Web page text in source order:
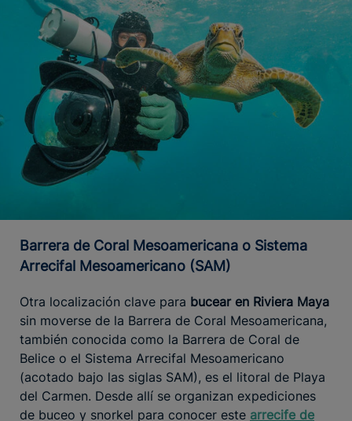
Barrera de Coral Mesoamericana o Sistema
Arrecifal Mesoamericano (SAM)
Otra localización clave para bucear en Riviera Maya
sin moverse de la Barrera de Coral Mesoamericana,
también conocida como la Barrera de Coral de
Belice o el Sistema Arrecifal Mesoamericano
(acotado bajo las siglas SAM), es el litoral de Playa
del Carmen. Desde allí se organizan expediciones
de buceo y snorkel para conocer este arrecife de